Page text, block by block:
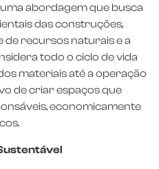
abordagem que busca
das construções,
recursos naturais e a
todo o ciclo de vida
materiais até a operação
de criar espaços que
economicamente